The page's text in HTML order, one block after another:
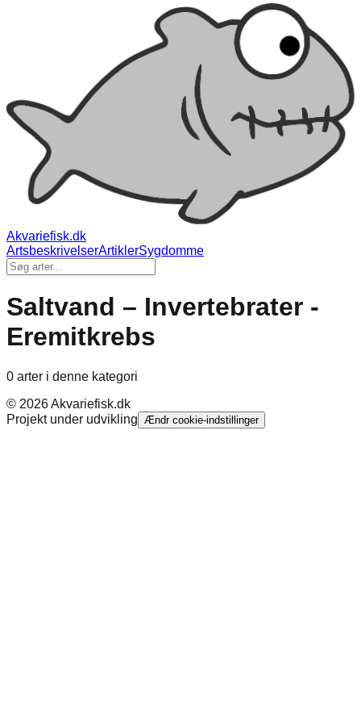
Akvariefisk.dk
ArtsbeskrivelserArtiklerSygdomme
Saltvand – Invertebrater -
Eremitkrebs
0 arter i denne kategori
© 2026Akvariefisk.dk
Projekt under udvikling Ændr cookie-indstillinger